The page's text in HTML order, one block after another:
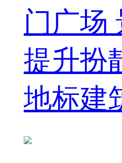
门广场
提升扮
地标建